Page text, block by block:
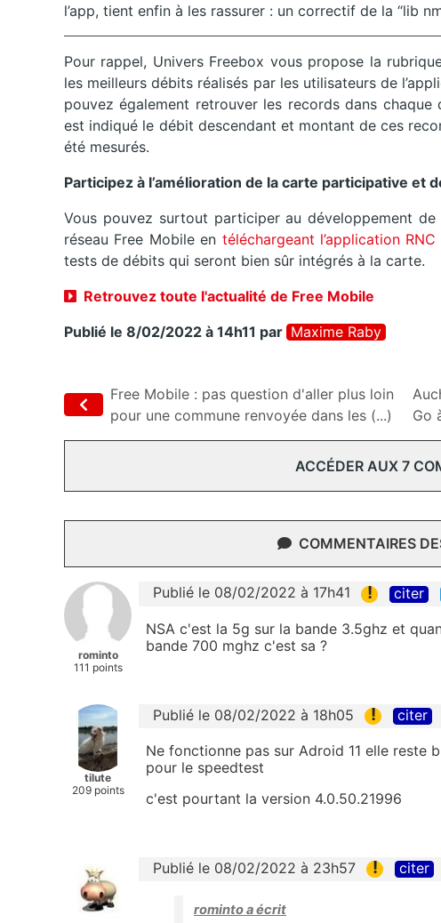
l’app, tient enfin à les rassurer : un correctif de la “lib
Pour rappel, Univers Freebox vous propose la
les meilleurs débits réalisés par les utilisateurs de
pouvez également retrouver les records dans
est indiqué le débit descendant et montant de ces
été mesurés.
Participez à l’amélioration de la carte participative et
Vous pouvez surtout participer au développement
réseau Free Mobile en téléchargeant l’application
tests de débits qui seront bien sûr intégrés à la carte.
Retrouvez toute l'actualité de Free Mobile
Publié le 8/02/2022 à 14h11 par Maxime Raby
Free Mobile : pas question d'aller plus loin
pour une commune renvoyée dans les (...)
Go
ACCÉDER AUX 7
COMMENTAIRES
rominto
111 points
Publié le 08/02/2022 à 17h41 ! citer
NSA c'est la 5g sur la bande 3.5ghz et
bande 700 mghz c'est sa ?
tilute
209 points
Publié le 08/02/2022 à 18h05 ! citer
Ne fonctionne pas sur Adroid 11 elle reste
pour le speedtest
c'est pourtant la version 4.0.50.21996
Publié le 08/02/2022 à 23h57 ! citer
rominto a écrit